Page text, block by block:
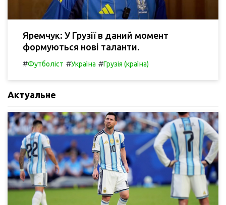
Яремчук: У Грузії в даний момент
формуються нові таланти.
#Футболіст #Україна #Грузія (країна)
Актуальне